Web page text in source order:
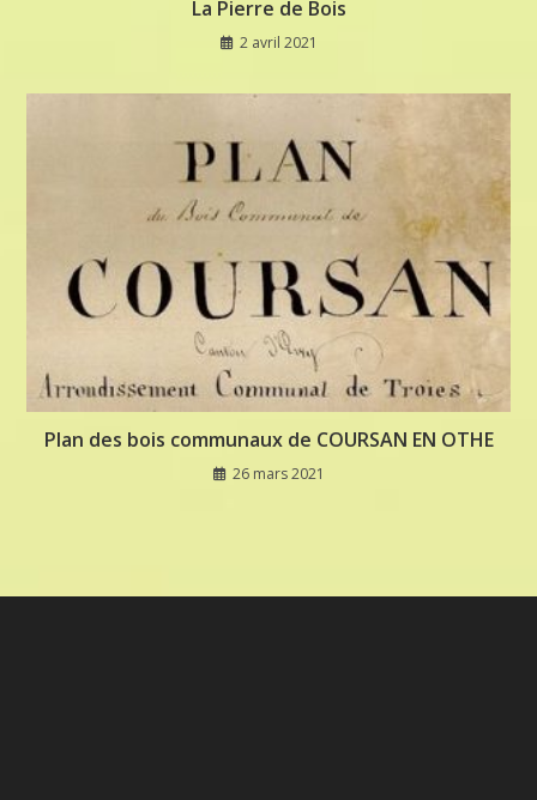
La Pierre de Bois
2 avril 2021
Plan des bois communaux de COURSAN EN OTHE
26 mars 2021